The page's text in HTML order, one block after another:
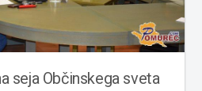
seja Občinskega sveta